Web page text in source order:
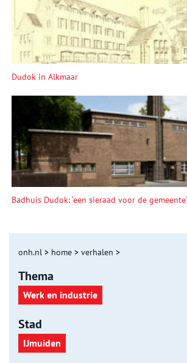
Dudok in Alkmaar
Badhuis Dudok: ‘een sieraad voor de gemeente’
onh.nl > home > verhalen >
Thema
Werk en industrie
Stad
IJmuiden